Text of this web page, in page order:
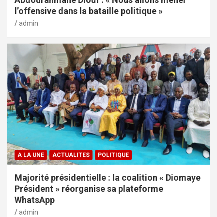
l’offensive dans la bataille politique »
admin
A LA UNE ACTUALITES POLITIQUE
Majorité présidentielle : la coalition « Diomaye
Président » réorganise sa plateforme
WhatsApp
admin